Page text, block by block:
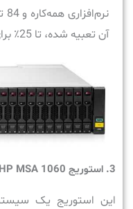
آن تعبیه شده، تا 25٪ برای شما صرفه‌جویی ایجاد می‌کند.
3. استوریج HP MSA 1060: